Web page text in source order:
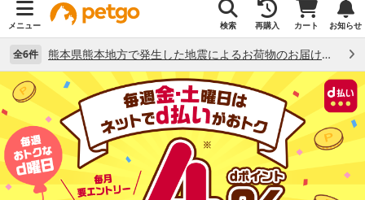
メニュー 検索 再購入 カート お知らせ
全6件 熊本県熊本地方で発生した地震によるお荷物のお届け状況について （7/28）